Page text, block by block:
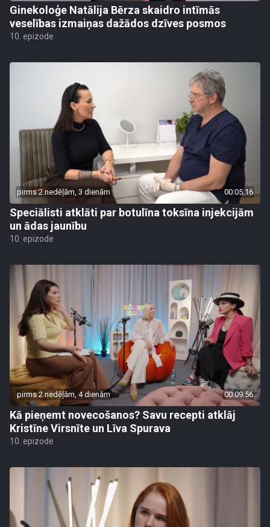
Ginekoloģe Natālija Bērza skaidro intīmās
veselības izmaiņas dažādos dzīves posmos
10. epizode
pirms 2 nedēļām, 3 dienām 00:05:16
Speciālisti atklāti par botulīna toksīna injekcijām
un ādas jaunību
10. epizode
pirms 2 nedēļām, 4 dienām 00:09:56
Kā pieņemt novecošanos? Savu recepti atklāj
Kristīne Virsnīte un Līva Spurava
10. epizode